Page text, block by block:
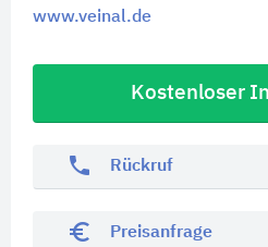
www.veinal.de
Kostenloser
phone Rückruf
euro_symbol Preisanfrage